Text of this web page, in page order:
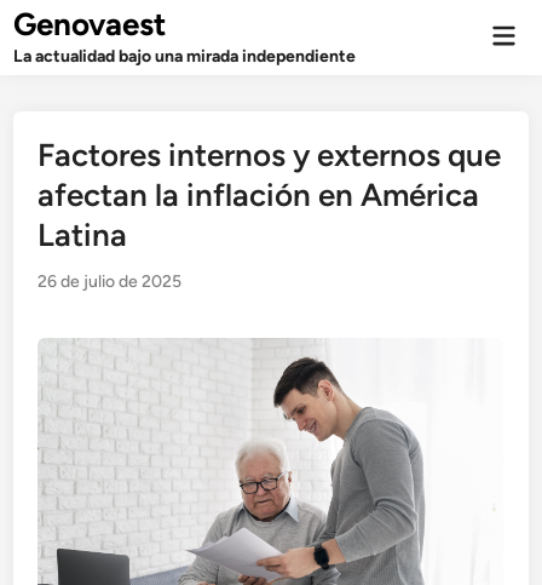
Saltar
contenido
Genovaest
La actualidad bajo una mirada independiente
Factores internos y externos que
afectan la inflación en América
Latina
26 de julio de 2025